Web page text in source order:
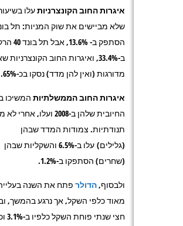
איגרות החוב הקונצרניותעלו
הסתפק ב- 13.6%,
ב-33.4%, ואיגרות החוב הקונצרניות
מדורגות (ואין להן מדד) נסקו בכ-65%.
איגרות החוב הממשלתיות המשיכו
החיובית שלהן ב-2008 ועלו,
תנודתיות. צמודות המדד שבהן
(גלילים) עלו ב-6.5% והשקליות שבהן
(שחרים) הסתפקו ב-1.2%.
ולבסוף,הדולר פתח את השנה
מאוד כלפי השקל, אך נרגע בהמשך,
חצי שנתי פוחת השקל כלפיו ב-3.1% וכלפי